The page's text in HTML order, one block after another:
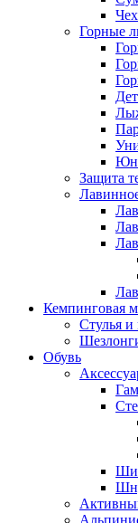
Горные
Защита
Кемпинговая
Стулья и
Обувь